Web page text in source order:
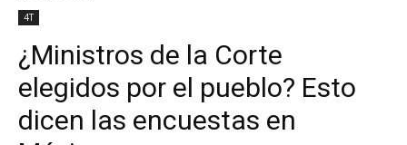
4T
¿Ministros de la Corte
elegidos por el pueblo? Esto
dicen las encuestas en